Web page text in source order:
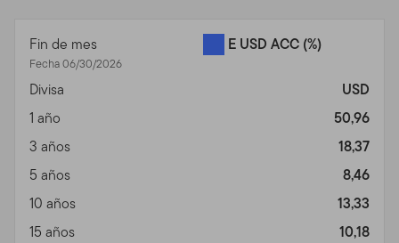
Fin de mes
Fecha 06/30/2026
E USD ACC (%)
Divisa
USD
1 año
50,96
3 años
18,37
5 años
8,46
10 años
13,33
15 años
10,18